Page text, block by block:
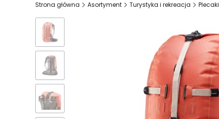
Strona główna Asortyment Turystyka i rekreacja